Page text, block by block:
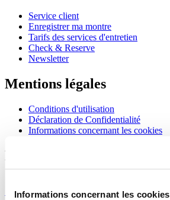
Informations concernant les cookies
Service client
Enregistrer ma montre
Tarifs des services d'entretien
Check & Reserve
Newsletter
Mentions légales
Conditions d'utilisation
Déclaration de Confidentialité
Informations concernant les cookies
Rejoignez le club CERTINA
S'inscrire